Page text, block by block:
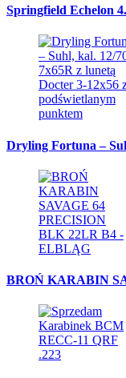
Springfield Echelon
Dryling Fortuna –
BROŃ KARABIN